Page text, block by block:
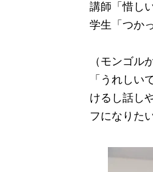
講師「惜し
学生「つか
（モンゴル
「うれしい
けるし話し
フになりた